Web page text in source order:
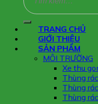
TRANG CHỦ
GIỚI THIỆU
SẢN PHẨM
MÔI TRƯỜNG
Xe thu
Thùng
Thùng
Thùng